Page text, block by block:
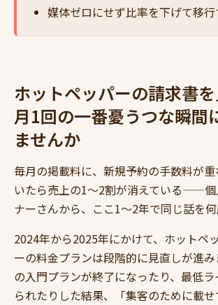
媒体ゼロにせず比率を下げて移行
ホットペッパーの請求書を
月1回の一番憂うつな瞬間
ませんか
毎月の掲載料に、新規予約の手数料が
いたら売上の1〜2割が消えている——個
ナーさんから、ここ1〜2年で同じ話を何
2024年から2025年にかけて、ホットペ
ーの料金プランは段階的に見直しが進
の入門プランが終了になったり、最低
られたりした結果、「集客のために載